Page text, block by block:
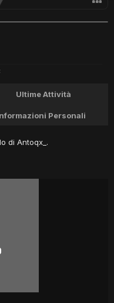
Ultime Attività
Personali
di Antoqx_.